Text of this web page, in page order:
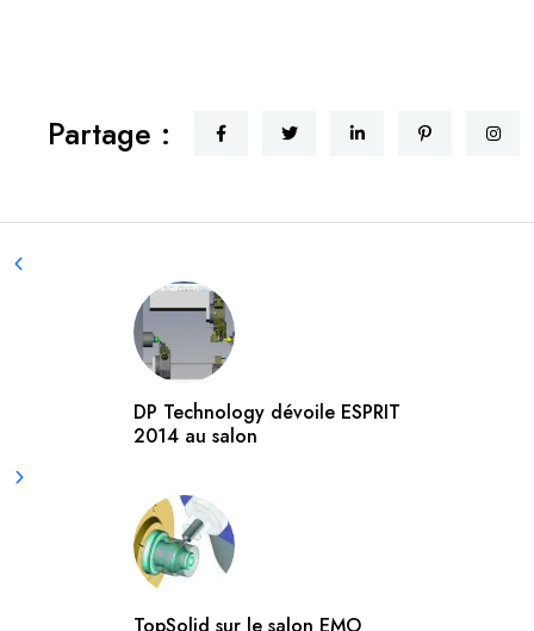
Partage :
DP Technology dévoile ESPRIT
2014 au salon
TopSolid sur le salon EMO